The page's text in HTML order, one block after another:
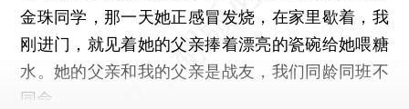
金珠同学，那一天她正感冒发烧，在家里歇着，我
刚进门，就见着她的父亲捧着漂亮的瓷碗给她喂糖
水。她的父亲和我的父亲是战友，我们同龄同班不
同命。